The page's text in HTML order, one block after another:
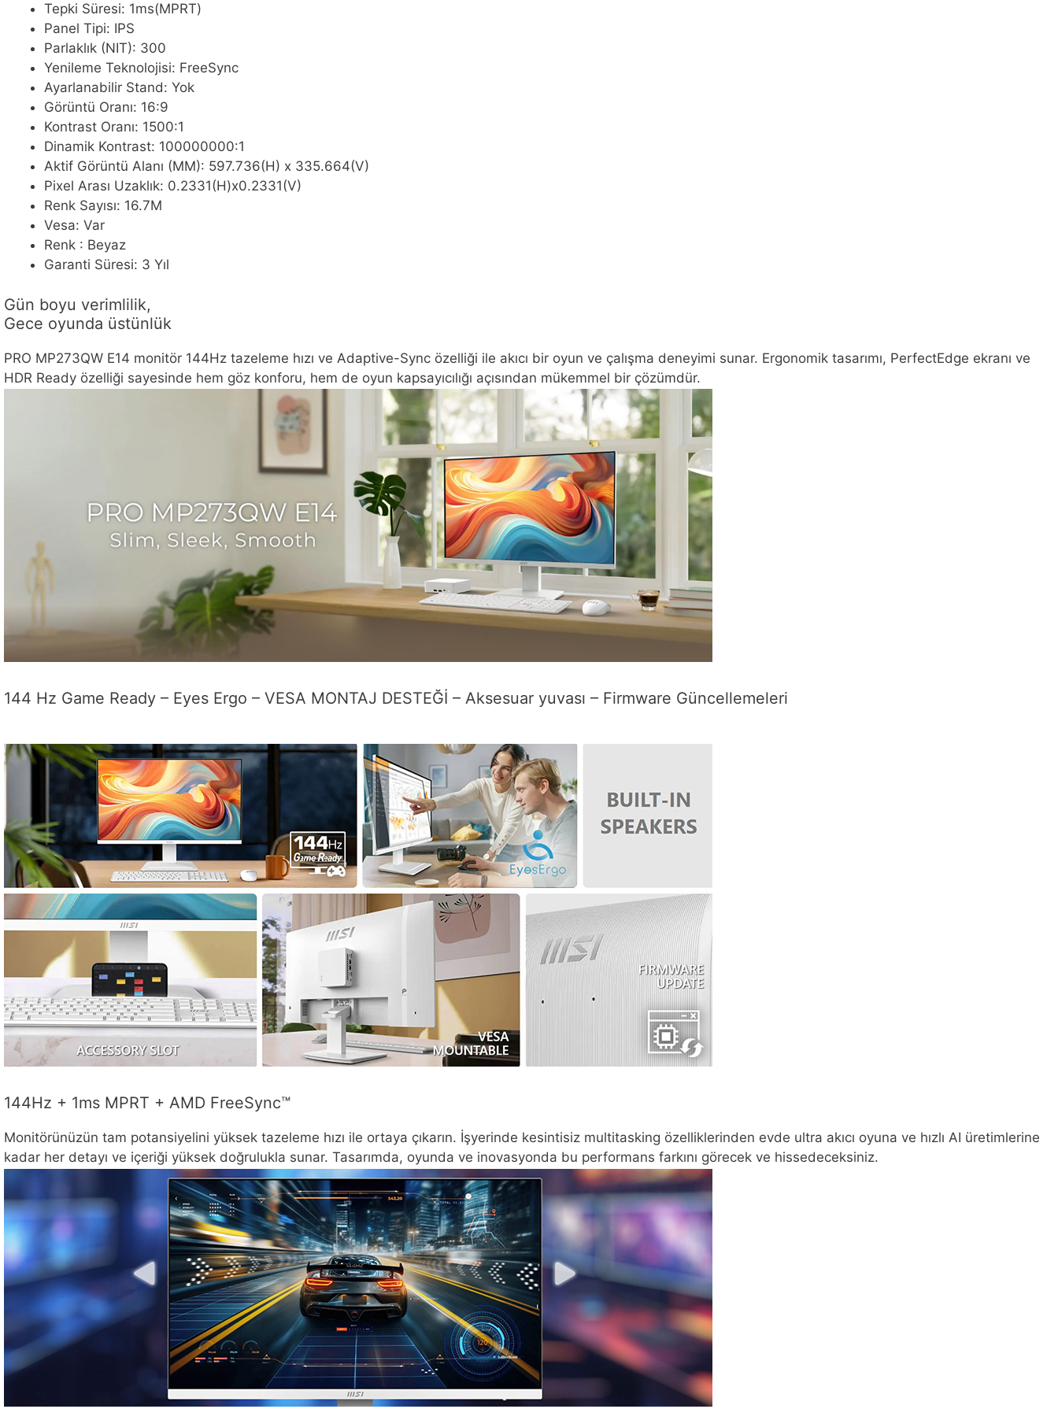
Tepki Süresi: 1ms(MPRT)
Panel Tipi: IPS
Parlaklık (NIT): 300
Yenileme Teknolojisi: FreeSync
Ayarlanabilir Stand: Yok
Görüntü Oranı: 16:9
Kontrast Oranı: 1500:1
Dinamik Kontrast: 100000000:1
Aktif Görüntü Alanı (MM): 597.736(H) x 335.664(V)
Pixel Arası Uzaklık: 0.2331(H)x0.2331(V)
Renk Sayısı: 16.7M
Vesa: Var
Renk : Beyaz
Garanti Süresi: 3 Yıl
Gün boyu verimlilik,
Gece oyunda üstünlük
PRO MP273QW E14 monitör 144Hz tazeleme hızı ve Adaptive-Sync özelliği ile akıcı bir oyun ve çalışma deneyimi sunar. Ergonomik tasarımı, PerfectEdge ekranı ve
HDR Ready özelliği sayesinde hem göz konforu, hem de oyun kapsayıcılığı açısından mükemmel bir çözümdür.
144 Hz Game Ready – Eyes Ergo – VESA MONTAJ DESTEĞİ – Aksesuar yuvası – Firmware Güncellemeleri
144Hz + 1ms MPRT + AMD FreeSync™
Monitörünüzün tam potansiyelini yüksek tazeleme hızı ile ortaya çıkarın. İşyerinde kesintisiz multitasking özelliklerinden evde ultra akıcı oyuna ve hızlı AI üretimlerine
kadar her detayı ve içeriği yüksek doğrulukla sunar. Tasarımda, oyunda ve inovasyonda bu performans farkını görecek ve hissedeceksiniz.